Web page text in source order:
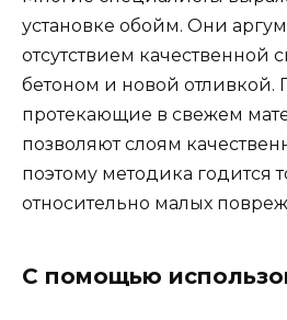
установке обойм. Они
отсутствием качественной
бетоном и новой отливкой.
протекающие в свежем
позволяют слоям
поэтому методика годится
относительно малых
С помощью